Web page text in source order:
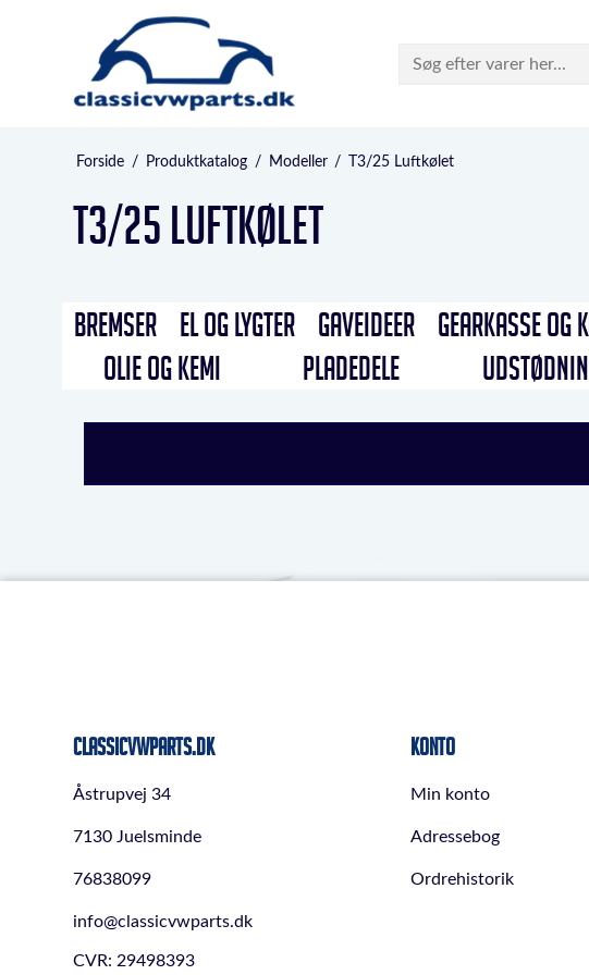
Forside / Produktkatalog / Modeller / T3/25 Luftkølet
T3/25 Luftkølet
BREMSER EL OG LYGTER GAVEIDEER GEARKASSE OG
OLIE OG KEMI
PLADEDELE
ClassicVWParts.dk
Åstrupvej 34
7130 Juelsminde
76838099
info@classicvwparts.dk
CVR: 29498393
Konto
Min konto
Adressebog
Ordrehistorik